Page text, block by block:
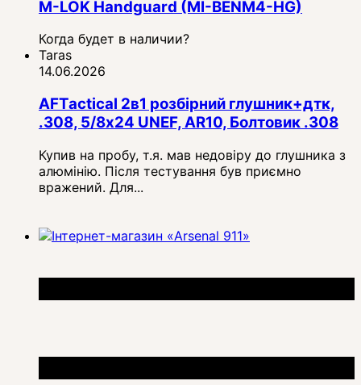
M-LOK Handguard (MI-BENM4-HG)
Когда будет в наличии?
Taras
14.06.2026
AFTactical 2в1 розбірний глушник+дтк,
.308, 5/8x24 UNEF, AR10, Болтовик .308
Купив на пробу, т.я. мав недовіру до глушника з
алюмінію. Після тестування був приємно
вражений. Для...